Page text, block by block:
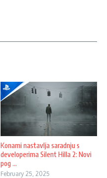
Konami nastavlja saradnju s
developerima Silent Hilla 2: Novi
pog ...
February 25, 2025